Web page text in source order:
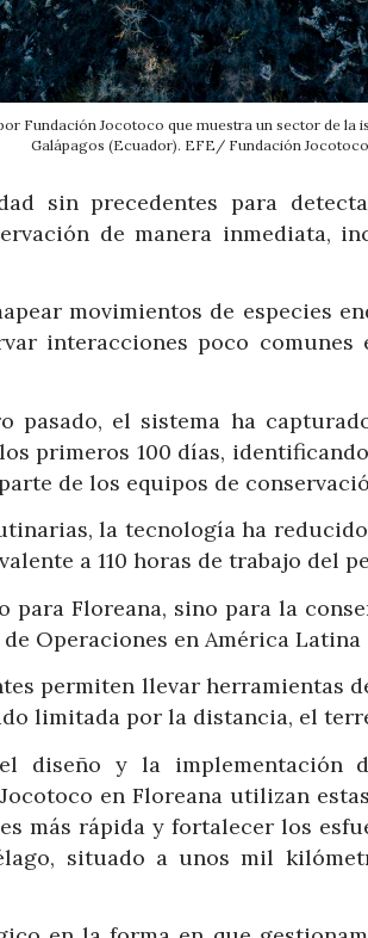
Fundación Jocotoco que muestra un sector de la
Galápagos (Ecuador). EFE/ Fundación Jocotoco
sin precedentes para
de manera inmediata,
movimientos de especies
interacciones poco
pasado, el sistema ha
primeros 100 días,
de los equipos de
la tecnología ha
a 110 horas de trabajo del
para Floreana, sino para la
Operaciones en América
permiten llevar herramientas
limitada por la distancia, el
diseño y la implementación
en Floreana utilizan
más rápida y fortalecer los
situado a unos mil